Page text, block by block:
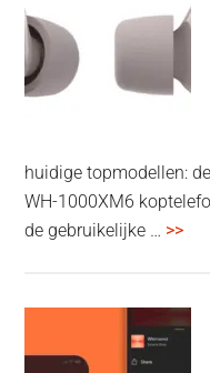
draadloos
presenteren
zonder
Wi-
huidige topmodellen:
WH-1000XM6
de gebruikelijke … >>